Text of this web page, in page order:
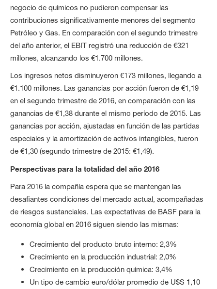
negocio de químicos no pudieron compensar las
contribuciones significativamente menores del segmento
Petróleo y Gas. En comparación con el segundo trimestre
del año anterior, el EBIT registró una reducción de €321
millones, alcanzando los €1.700 millones.
Los ingresos netos disminuyeron €173 millones, llegando a
€1.100 millones. Las ganancias por acción fueron de €1,19
en el segundo trimestre de 2016, en comparación con las
ganancias de €1,38 durante el mismo período de 2015. Las
ganancias por acción, ajustadas en función de las partidas
especiales y la amortización de activos intangibles, fueron
de €1,30 (segundo trimestre de 2015: €1,49).
Perspectivas para la totalidad del año 2016
Para 2016 la compañía espera que se mantengan las
desafiantes condiciones del mercado actual, acompañadas
de riesgos sustanciales. Las expectativas de BASF para la
economía global en 2016 siguen siendo las mismas:
Crecimiento del producto bruto interno: 2,3%
Crecimiento en la producción industrial: 2,0%
Crecimiento en la producción química: 3,4%
Un tipo de cambio euro/dólar promedio de U$S 1,10